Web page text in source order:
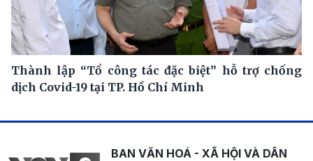
Thành lập “Tổ công tác đặc biệt” hỗ trợ chống
dịch Covid-19 tại TP. Hồ Chí Minh
BAN VĂN HOÁ - XÃ HỘI VÀ DÂN